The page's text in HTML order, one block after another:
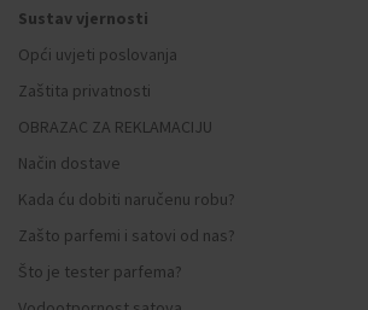
Sustav vjernosti
Opći uvjeti poslovanja
Zaštita privatnosti
OBRAZAC ZA REKLAMACIJU
Način dostave
Kada ću dobiti naručenu robu?
Zašto parfemi i satovi od nas?
Što je tester parfema?